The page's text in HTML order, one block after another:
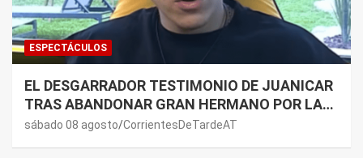
ESPECTÁCULOS
EL DESGARRADOR TESTIMONIO DE JUANICAR
TRAS ABANDONAR GRAN HERMANO POR LA
SALUD DE SU MAMÁ.
sábado 08 agosto CorrientesDeTardeAT